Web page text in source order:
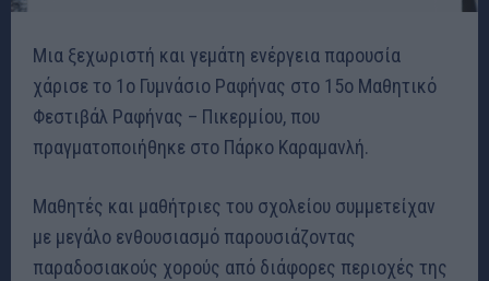
Μια ξεχωριστή και γεμάτη ενέργεια παρουσία
χάρισε το 1ο Γυμνάσιο Ραφήνας στο 15ο Μαθητικό
Φεστιβάλ Ραφήνας – Πικερμίου, που
πραγματοποιήθηκε στο Πάρκο Καραμανλή.
Μαθητές και μαθήτριες του σχολείου συμμετείχαν
με μεγάλο ενθουσιασμό παρουσιάζοντας
παραδοσιακούς χορούς από διάφορες περιοχές της